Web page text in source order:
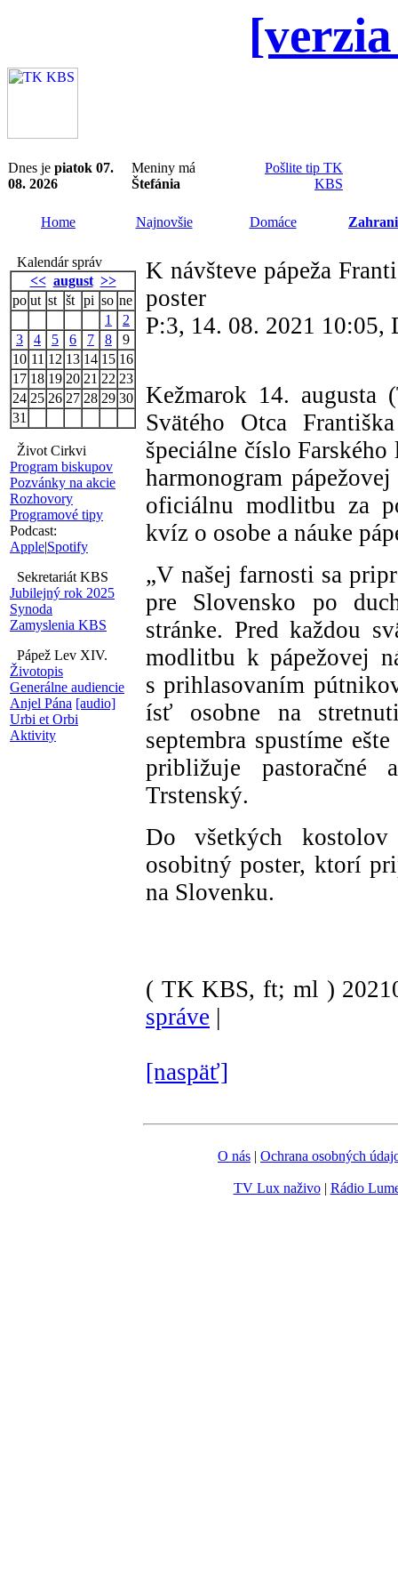
Dnes je piatok 07.
08. 2026
Meniny má
Štefánia
Pošlite tip TK
KBS
Home Najnovšie Domáce
Kalendár správ
<< august >>
po ut st št pi so ne
1
2
3
4 5 6 7 8
9
10 11 12 13 14 15 16
17 18 19 20 21 22 23
24 25 26 27 28 29 30
31
Život Cirkvi
Program biskupov
Pozvánky na akcie
Rozhovory
Programové tipy
Podcast:
Apple|Spotify
Sekretariát KBS
Jubilejný rok 2025
Synoda
Zamyslenia KBS
Pápež Lev XIV.
Životopis
Generálne audiencie
Anjel Pána [audio]
Urbi et Orbi
Aktivity
K návšteve pápeža
poster
P:3, 14. 08. 2021 10:05,
Kežmarok 14.
Svätého Otca
špeciálne číslo
harmonogram
oficiálnu modlitbu za
kvíz o osobe a náuke
„V našej farnosti sa
pre Slovensko po
stránke. Pred každou
modlitbu k pápežovej
s prihlasovaním
ísť osobne na
septembra spustíme
približuje pastoračné
Trstenský.
Do všetkých
osobitný poster, ktorí
na Slovenku.
( TK KBS, ft; ml )
správe |
[naspäť]
O nás | Ochrana osobných
TV Lux naživo| Rádio